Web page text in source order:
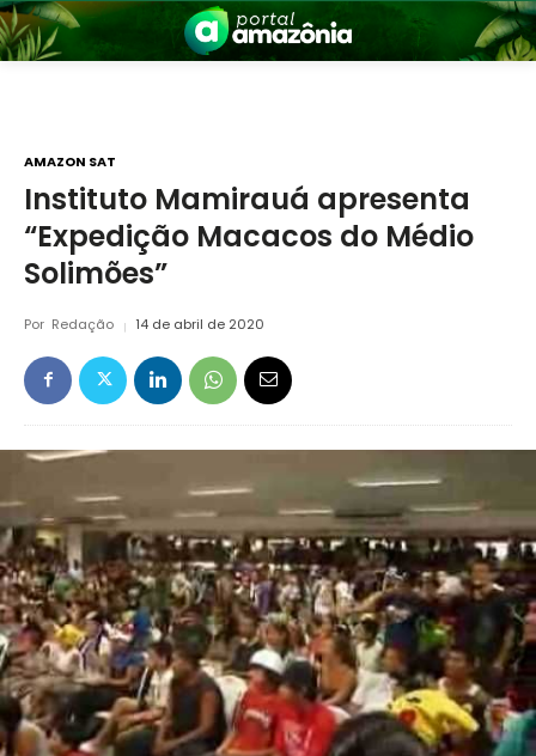
Amazônia
AMAZON SAT
Instituto Mamirauá apresenta
“Expedição Macacos do Médio
Solimões”
Por Redação 14 de abril de 2020